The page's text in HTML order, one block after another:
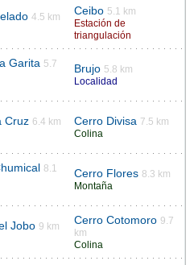
4.5 km
Ceibo 5.1 km
Estación de
triangulación
Garita 5.7
Brujo 5.8 km
Localidad
Cruz 6.4 km
Cerro Divisa 7.5 km
Colina
8.1
Cerro Flores 8.3 km
Montaña
Jobo 9 km
Cerro Cotomoro 9.7
km
Colina